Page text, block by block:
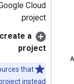
Google Cloud
project.
or create a
project
that
a project instead